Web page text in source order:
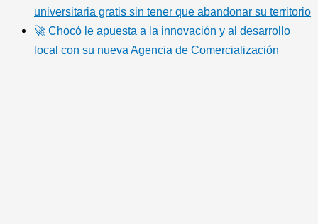
universitaria gratis sin tener que abandonar su territorio
🚀 Chocó le apuesta a la innovación y al desarrollo
local con su nueva Agencia de Comercialización